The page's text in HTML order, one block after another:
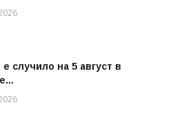
е случило на 5 август в